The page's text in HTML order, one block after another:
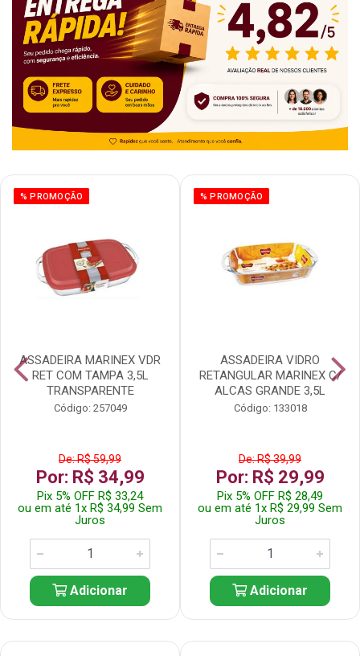
% PROMOÇÃO
ASSADEIRA MARINEX VDR
RET COM TAMPA 3,5L
TRANSPARENTE
Código: 257049
De: R$ 59,99
Por: R$ 34,99
Pix 5% OFF R$ 33,24
ou em até 1x R$ 34,99 Sem
Juros
Adicionar
% PROMOÇÃO
ASSADEIRA VIDRO
RETANGULAR MARINEX C/
ALCAS GRANDE 3,5L
Código: 133018
De: R$ 39,99
Por: R$ 29,99
Pix 5% OFF R$ 28,49
ou em até 1x R$ 29,99 Sem
Juros
Adicionar